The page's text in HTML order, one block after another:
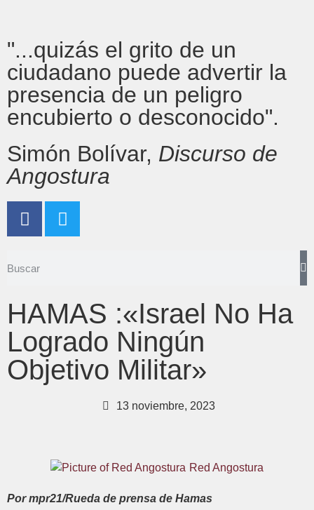
"...quizás el grito de un
ciudadano puede advertir la
presencia de un peligro
encubierto o desconocido".
Simón Bolívar, Discurso de
Angostura
HAMAS :«Israel No Ha
Logrado Ningún
Objetivo Militar»
13 noviembre, 2023
Red Angostura
Por mpr21/Rueda de prensa de Hamas